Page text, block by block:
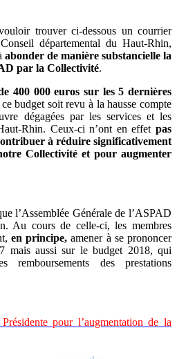
trouver ci-dessous un courrier
départemental du Haut-Rhin,
abonder de manière substancielle la
par la Collectivité.
400 000 euros sur les 5 dernières
budget soit revu à la hausse compte
dégagées par les services et les
Rhin. Ceux-ci n’ont en effet pas
à réduire significativement
Collectivité et pour augmenter
l’Assemblée Générale de l’ASPAD
Au cours de celle-ci, les membres
en principe, amener à se prononcer
mais aussi sur le budget 2018, qui
remboursements des prestations
pour l’augmentation de la